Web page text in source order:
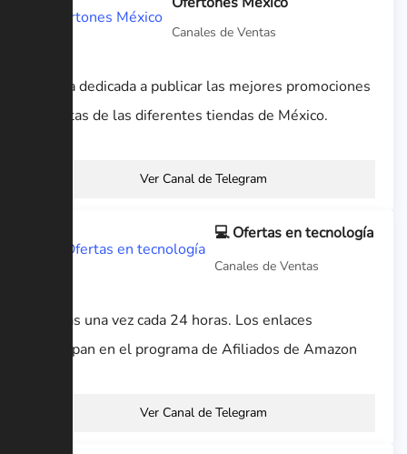
Canales de Ventas
Página dedicada a publicar las mejores promociones
y ofertas de las diferentes tiendas de México.
Ver Canal de Telegram
💻 Ofertas en tecnología
Canales de Ventas
Ofertas una vez cada 24 horas. Los enlaces
participan en el programa de Afiliados de Amazon
Ver Canal de Telegram